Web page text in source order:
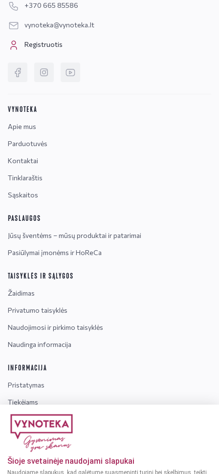
Šioje svetainėje naudojami slapukai
Naudojame slapukus, kad galėtume suasmeninti turinį bei skelbimus, teikti
+370 665 85586
vynoteka@vynoteka.lt
Registruotis
VYNOTEKA
Apie mus
Parduotuvės
Kontaktai
Tinklaraštis
Sąskaitos
PASLAUGOS
Jūsų šventėms – mūsų produktai ir patarimai
Pasiūlymai įmonėms ir HoReCa
TAISYKLĖS IR SĄLYGOS
Žaidimas
Privatumo taisyklės
Naudojimosi ir pirkimo taisyklės
Naudinga informacija
INFORMACIJA
Pristatymas
Tiekėjams
Karjera
Dažniausiai užduodami klausimai
Dėmesio!
Alkoholinius gėrimus gali įsigyti tik asmenys,